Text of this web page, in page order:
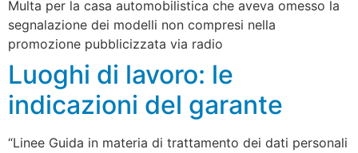
Multa per la casa automobilistica che aveva omesso la
segnalazione dei modelli non compresi nella
promozione pubblicizzata via radio
Luoghi di lavoro: le
indicazioni del garante
“Linee Guida in materia di trattamento dei dati personali